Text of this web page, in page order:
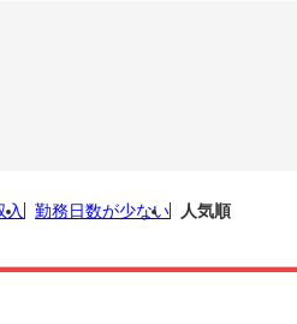
入 勤務日数が少ない 人気順